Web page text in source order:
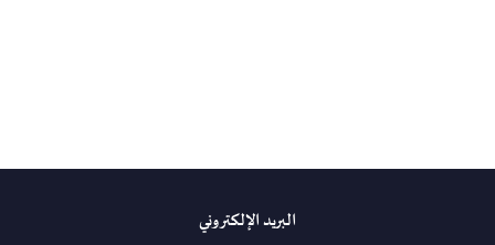
البريد الإلكتروني